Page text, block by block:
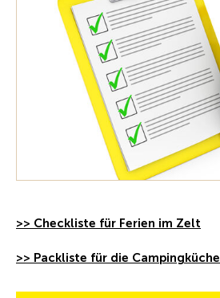
>> Checkliste für Ferien im Zelt
>> Packliste für die